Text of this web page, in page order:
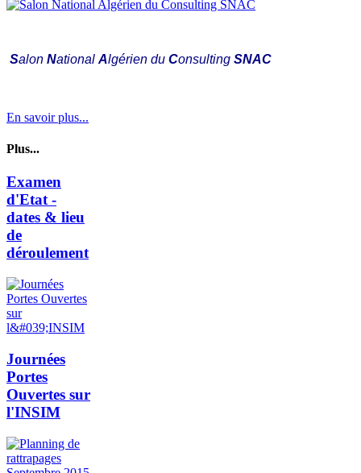
Salon National Algérien du Consulting SNAC
En savoir plus...
Plus...
Examen
d'Etat -
dates & lieu
de
déroulement
Journées
Portes
Ouvertes sur
l'INSIM